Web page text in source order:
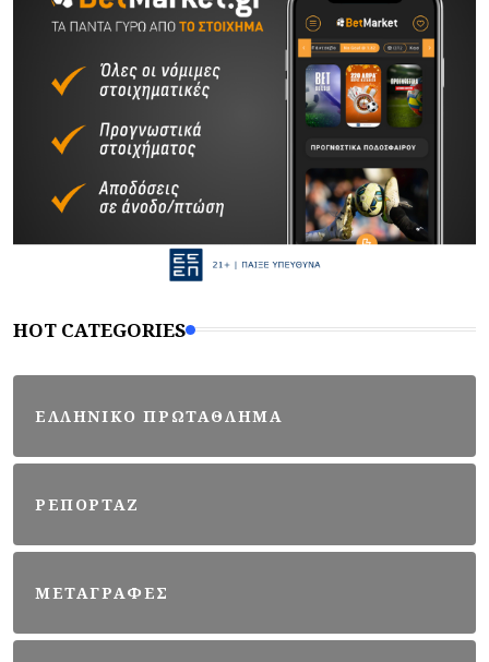
HOT CATEGORIES
ΕΛΛΗΝΙΚΟ ΠΡΩΤΑΘΛΗΜΑ
ΡΕΠΟΡΤΑΖ
ΜΕΤΑΓΡΑΦΕΣ